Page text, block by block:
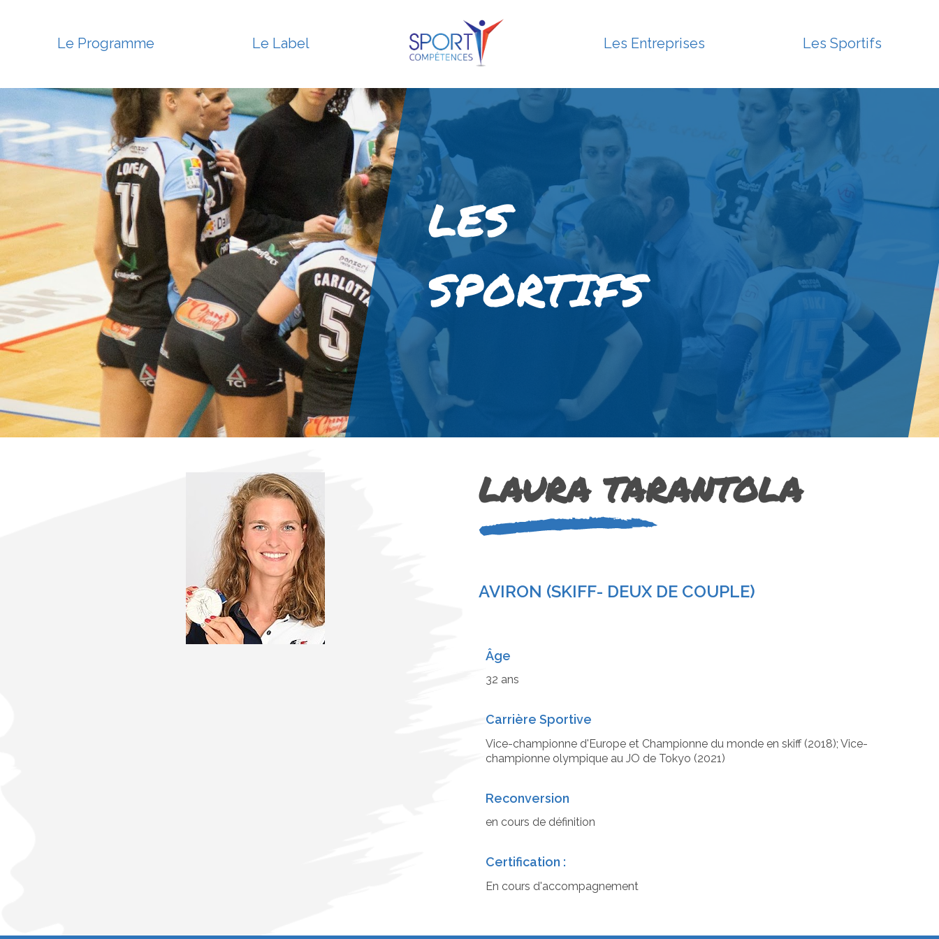
Le Programme Le Label Les Entreprises Les Sportifs
LES
SPORTIFS
LAURA TARANTOLA
AVIRON (SKIFF- DEUX DE COUPLE)
Âge
32 ans
Carrière Sportive
Vice-championne d'Europe et Championne du monde en skiff (2018); Vice-
championne olympique au JO de Tokyo (2021)
Reconversion
en cours de définition
Certification :
En cours d'accompagnement